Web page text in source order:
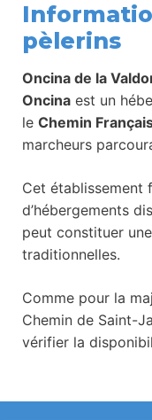
pèlerins
Oncina de la
Oncina est un
le Chemin
marcheurs
Cet établissement
d’hébergements
peut constituer
traditionnelles.
Comme pour la
Chemin de Saint-
vérifier la